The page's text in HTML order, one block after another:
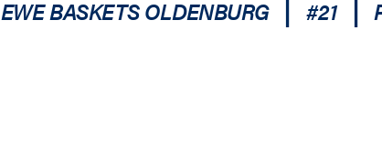
EWE BASKETS OLDENBURG | #21 |